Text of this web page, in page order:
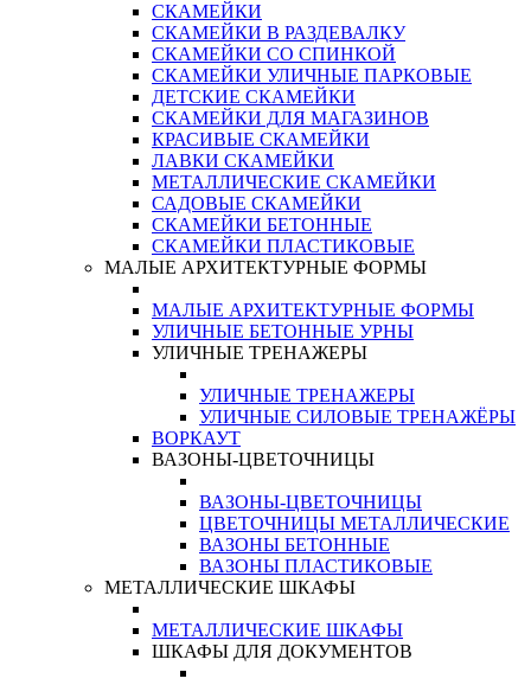
СКАМЕЙКИ
СКАМЕЙКИ В РАЗДЕВАЛКУ
СКАМЕЙКИ СО СПИНКОЙ
СКАМЕЙКИ УЛИЧНЫЕ ПАРКОВЫЕ
ДЕТСКИЕ СКАМЕЙКИ
СКАМЕЙКИ ДЛЯ МАГАЗИНОВ
КРАСИВЫЕ СКАМЕЙКИ
ЛАВКИ СКАМЕЙКИ
МЕТАЛЛИЧЕСКИЕ СКАМЕЙКИ
САДОВЫЕ СКАМЕЙКИ
СКАМЕЙКИ БЕТОННЫЕ
СКАМЕЙКИ ПЛАСТИКОВЫЕ
МАЛЫЕ АРХИТЕКТУРНЫЕ ФОРМЫ
МАЛЫЕ АРХИТЕКТУРНЫЕ ФОРМЫ
УЛИЧНЫЕ БЕТОННЫЕ УРНЫ
УЛИЧНЫЕ ТРЕНАЖЕРЫ
УЛИЧНЫЕ ТРЕНАЖЕРЫ
УЛИЧНЫЕ СИЛОВЫЕ ТРЕНАЖЁРЫ
ВОРКАУТ
ВАЗОНЫ-ЦВЕТОЧНИЦЫ
ВАЗОНЫ-ЦВЕТОЧНИЦЫ
ЦВЕТОЧНИЦЫ МЕТАЛЛИЧЕСКИЕ
ВАЗОНЫ БЕТОННЫЕ
ВАЗОНЫ ПЛАСТИКОВЫЕ
МЕТАЛЛИЧЕСКИЕ ШКАФЫ
МЕТАЛЛИЧЕСКИЕ ШКАФЫ
ШКАФЫ ДЛЯ ДОКУМЕНТОВ